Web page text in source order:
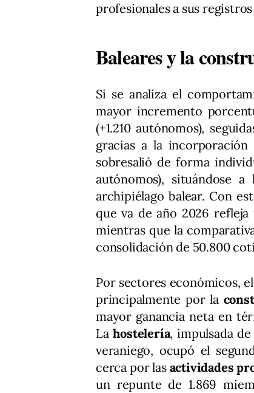
profesionales a sus
Baleares y la
Si se analiza el
mayor incremento
(+1.210 autónomos),
gracias a la incorporación
sobresalió de forma
autónomos), situándose
archipiélago balear. Con
que va de año 2026
mientras que la
consolidación de 50.800
Por sectores económicos,
principalmente por la
mayor ganancia neta en
Lahostelería, impulsada
veraniego, ocupó el
cerca por las actividades
un repunte de 1.869